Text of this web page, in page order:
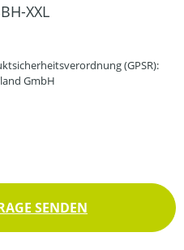
XXL
(GPSR):
GmbH
SENDEN